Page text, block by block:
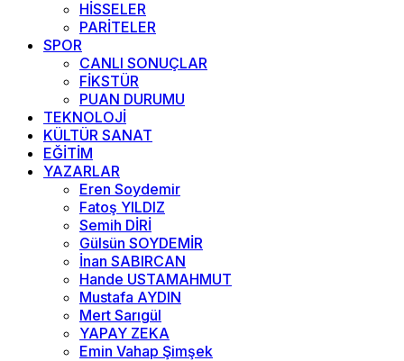
HİSSELER
PARİTELER
SPOR
CANLI SONUÇLAR
FİKSTÜR
PUAN DURUMU
TEKNOLOJİ
KÜLTÜR SANAT
EĞİTİM
YAZARLAR
Eren Soydemir
Fatoş YILDIZ
Semih DİRİ
Gülsün SOYDEMİR
İnan SABIRCAN
Hande USTAMAHMUT
Mustafa AYDIN
Mert Sarıgül
YAPAY ZEKA
Emin Vahap Şimşek